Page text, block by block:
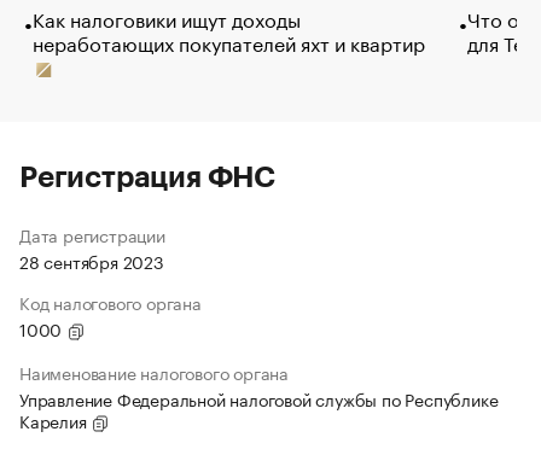
Как налоговики ищут доходы
неработающих покупателей яхт и квартир
Что
для
Регистрация ФНС
Дата регистрации
28 сентября 2023
Код налогового органа
1000
Наименование налогового органа
Управление Федеральной налоговой службы по Республике
Карелия